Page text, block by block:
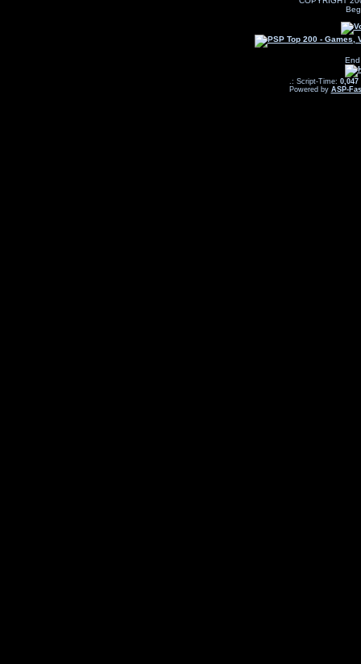
.: Script-Time: 0,047
Powered by ASP-